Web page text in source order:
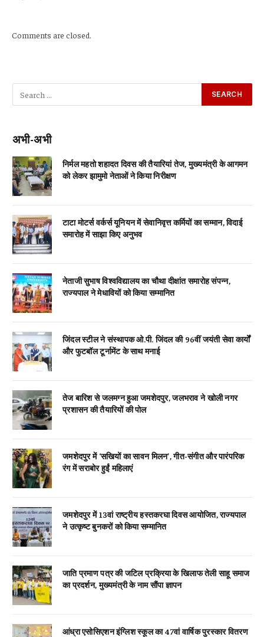
Comments are closed.
अभी-अभी
निर्मल महतो शहादत दिवस की तैयारियां तेज, मुख्यमंत्री के आगमन
को लेकर झामुमो नेताओं ने किया निरीक्षण
टाटा मोटर्स वर्कर्स यूनियन में सेवानिवृत्त कर्मियों का सम्मान, विदाई
समारोह में साझा किए अनुभव
नेताजी सुभाष विश्वविद्यालय का चौथा दीक्षांत समारोह संपन्न,
राज्यपाल ने मेधावियों को किया सम्मानित
जिंदल स्टील ने संस्थापक ओ.पी. जिंदल की 96वीं जयंती सेवा कार्यों
और फुटबॉल टूर्नामेंट के साथ मनाई
तेज बारिश से जलमग्न हुआ जमशेदपुर, जलभराव ने खोली नगर
प्रशासन की तैयारियों की पोल
जमशेदपुर में ‘सखियों का सावन मिलन’, गीत-संगीत और पारंपरिक
रंग में सराबोर हुईं महिलाएं
जमशेदपुर में 13वां राष्ट्रीय हस्तकरघा दिवस आयोजित, राज्यपाल
ने उत्कृष्ट बुनकरों को किया सम्मानित
जाति प्रमाण पत्र की जटिल प्रक्रिया के खिलाफ तेली साहू समाज
का प्रदर्शन, मुख्यमंत्री के नाम सौंपा ज्ञापन
आंध्रा एसोसिएशन इंग्लिश स्कूल का 47वां वार्षिक पुरस्कार वितरण